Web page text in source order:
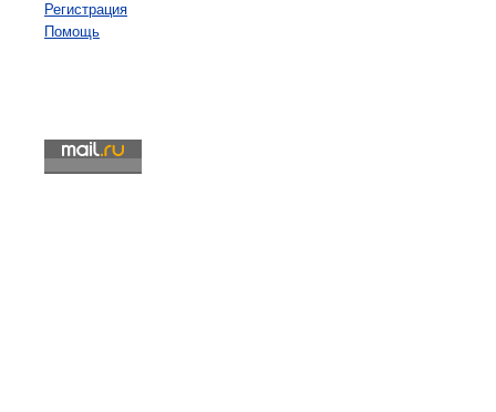
Регистрация
Помощь